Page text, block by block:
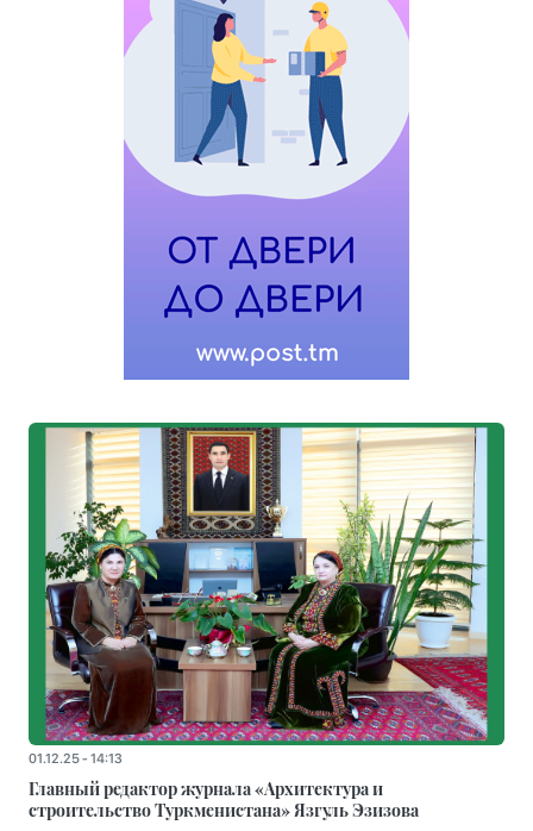
01.12.25 - 14:13
Главный редактор журнала «Архитектура и
строительство Туркменистана» Язгуль Эзизова